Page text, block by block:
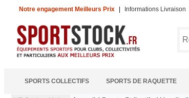
Notre engagement Meilleurs Prix Informations Livraison
SPORTS COLLECTIFS SPORTS DE RAQUETTE